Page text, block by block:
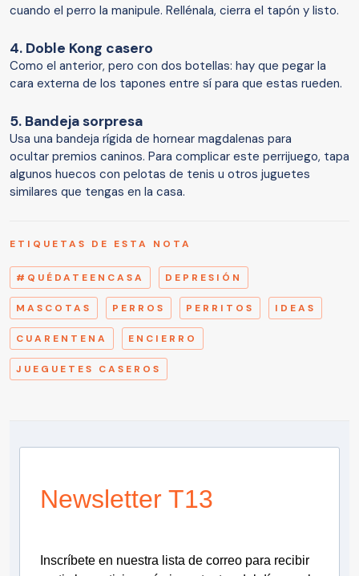
cuando el perro la manipule. Rellénala, cierra el tapón y listo.
4. Doble Kong casero
Como el anterior, pero con dos botellas: hay que pegar la
cara externa de los tapones entre sí para que estas rueden.
5. Bandeja sorpresa
Usa una bandeja rígida de hornear magdalenas para
ocultar premios caninos. Para complicar este perrijuego, tapa
algunos huecos con pelotas de tenis u otros juguetes
similares que tengas en la casa.
ETIQUETAS DE ESTA NOTA
#QUÉDATEENCASA DEPRESIÓN
MASCOTAS PERROS PERRITOS IDEAS
CUARENTENA ENCIERRO
JUEGUETES CASEROS
Newsletter T13
Inscríbete en nuestra lista de correo para recibir